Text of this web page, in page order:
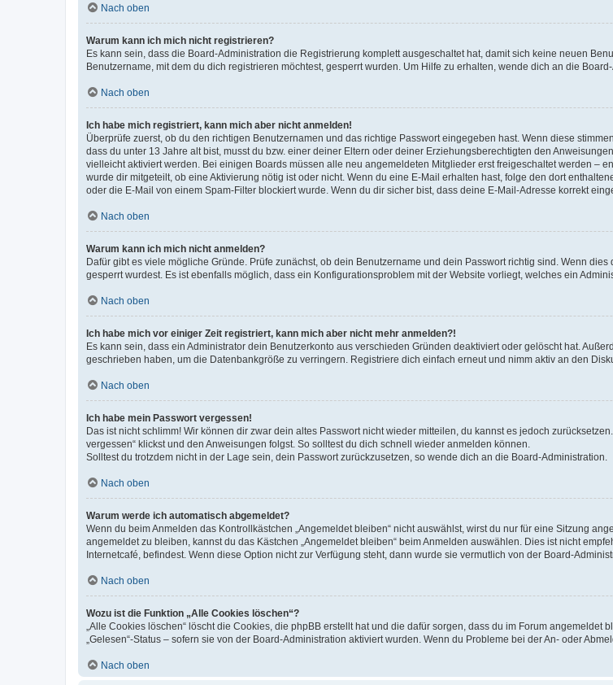
Nach oben
Warum kann ich mich nicht registrieren?
Es kann sein, dass die Board-Administration die Registrierung komplett ausgeschaltet hat, damit sich keine neuen
Benutzername, mit dem du dich registrieren möchtest, gesperrt wurden. Um Hilfe zu erhalten, wende dich an die Board-
Nach oben
Ich habe mich registriert, kann mich aber nicht anmelden!
Überprüfe zuerst, ob du den richtigen Benutzernamen und das richtige Passwort eingegeben hast. Wenn diese
dass du unter 13 Jahre alt bist, musst du bzw. einer deiner Eltern oder deiner Erziehungsberechtigten den
vielleicht aktiviert werden. Bei einigen Boards müssen alle neu angemeldeten Mitglieder erst freigeschaltet werden –
wurde dir mitgeteilt, ob eine Aktivierung nötig ist oder nicht. Wenn du eine E-Mail erhalten hast, folge den dort
oder die E-Mail von einem Spam-Filter blockiert wurde. Wenn du dir sicher bist, dass deine E-Mail-Adresse korrekt
Nach oben
Warum kann ich mich nicht anmelden?
Dafür gibt es viele mögliche Gründe. Prüfe zunächst, ob dein Benutzername und dein Passwort richtig sind. Wenn
gesperrt wurdest. Es ist ebenfalls möglich, dass ein Konfigurationsproblem mit der Website vorliegt, welches ein
Nach oben
Ich habe mich vor einiger Zeit registriert, kann mich aber nicht mehr anmelden?!
Es kann sein, dass ein Administrator dein Benutzerkonto aus verschieden Gründen deaktiviert oder gelöscht hat.
geschrieben haben, um die Datenbankgröße zu verringern. Registriere dich einfach erneut und nimm aktiv an den
Nach oben
Ich habe mein Passwort vergessen!
Das ist nicht schlimm! Wir können dir zwar dein altes Passwort nicht wieder mitteilen, du kannst es jedoch
vergessen“ klickst und den Anweisungen folgst. So solltest du dich schnell wieder anmelden können.
Solltest du trotzdem nicht in der Lage sein, dein Passwort zurückzusetzen, so wende dich an die Board-Administration.
Nach oben
Warum werde ich automatisch abgemeldet?
Wenn du beim Anmelden das Kontrollkästchen „Angemeldet bleiben“ nicht auswählst, wirst du nur für eine Sitzung
angemeldet zu bleiben, kannst du das Kästchen „Angemeldet bleiben“ beim Anmelden auswählen. Dies ist nicht
Internetcafé, befindest. Wenn diese Option nicht zur Verfügung steht, dann wurde sie vermutlich von der Board-
Nach oben
Wozu ist die Funktion „Alle Cookies löschen“?
„Alle Cookies löschen“ löscht die Cookies, die phpBB erstellt hat und die dafür sorgen, dass du im Forum
„Gelesen“-Status – sofern sie von der Board-Administration aktiviert wurden. Wenn du Probleme bei der An- oder
Nach oben